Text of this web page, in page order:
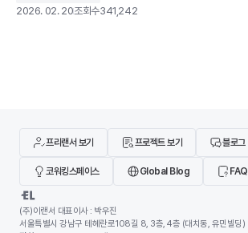
을 계획하고 실행까지 이어가는 구조를 지향합니다.기
2026. 02. 20조회수341,242
프리랜서 보기 프로젝트 보기 블로그
코워킹스페이스 Global Blog FAQ
(주)이랜서 대표이사 : 박우진
서울특별시 강남구 테헤란로108길 8, 3층, 4층 (대치동, 유민빌딩)